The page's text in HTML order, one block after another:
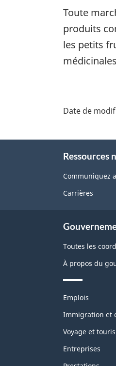
Toute
produits
les petits
de
page"
Date de
Ressources
Communiquez
Carrières
Toutes les
À propos du
Thèmes
sujets
Emplois
Immigration et
Voyage et
Entreprises